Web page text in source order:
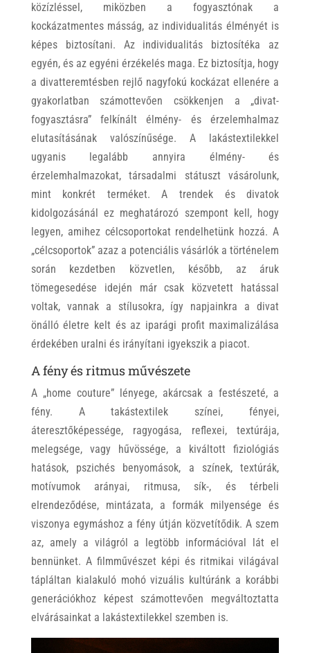
közízléssel, miközben a fogyasztónak a
kockázatmentes másság, az individualitás élményét is
képes biztosítani. Az individualitás biztosítéka az
egyén, és az egyéni érzékelés maga. Ez biztosítja, hogy
a divatteremtésben rejlő nagyfokú kockázat ellenére a
gyakorlatban számottevően csökkenjen a „divat-
fogyasztásra” felkínált élmény- és érzelemhalmaz
elutasításának valószínűsége. A lakástextilekkel
ugyanis legalább annyira élmény- és
érzelemhalmazokat, társadalmi státuszt vásárolunk,
mint konkrét terméket. A trendek és divatok
kidolgozásánál ez meghatározó szempont kell, hogy
legyen, amihez célcsoportokat rendelhetünk hozzá. A
„célcsoportok” azaz a potenciális vásárlók a történelem
során kezdetben közvetlen, később, az áruk
tömegesedése idején már csak közvetett hatással
voltak, vannak a stílusokra, így napjainkra a divat
önálló életre kelt és az iparági profit maximalizálása
érdekében uralni és irányítani igyekszik a piacot.
A fény és ritmus művészete
A „home couture” lényege, akárcsak a festészeté, a
fény. A takástextilek színei, fényei,
áteresztőképessége, ragyogása, reflexei, textúrája,
melegsége, vagy hűvössége, a kiváltott fiziológiás
hatások, pszichés benyomások, a színek, textúrák,
motívumok arányai, ritmusa, sík-, és térbeli
elrendeződése, mintázata, a formák milyensége és
viszonya egymáshoz a fény útján közvetítődik. A szem
az, amely a világról a legtöbb információval lát el
bennünket. A filmművészet képi és ritmikai világával
tápláltan kialakuló mohó vizuális kultúránk a korábbi
generációkhoz képest számottevően megváltoztatta
elvárásainkat a lakástextilekkel szemben is.